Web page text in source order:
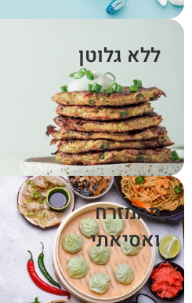
ללא גלוטן
מהמזרח
ואסיאתי